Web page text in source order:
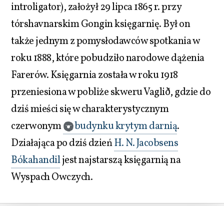
introligator), założył 29 lipca 1865 r. przy
tórshavnarskim Gongin księgarnię. Był on
także jednym z pomysłodawców spotkania w
roku 1888, które pobudziło narodowe dążenia
Farerów. Księgarnia została w roku 1918
przeniesiona w pobliże skweru Vaglið, gdzie do
dziś mieści się w charakterystycznym
czerwonym
budynku krytym darnią.
Działająca po dziś dzieńH. N. Jacobsens
Bókahandiljest najstarszą księgarnią na
Wyspach Owczych.